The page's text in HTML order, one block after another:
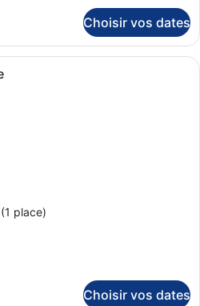
Choisir vos dates
Une chambre d’hôtel moderne,
place)
Choisir vos dates